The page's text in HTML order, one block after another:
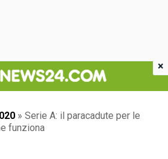
» Serie A: il paracadute per le
funziona
×